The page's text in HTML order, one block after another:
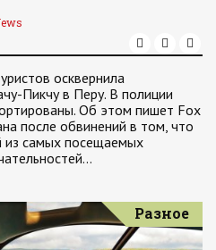
осквернила
Пикчу в Перу. В полиции
Об этом пишет Fox
после обвинений в том, что
из самых посещаемых
Разное